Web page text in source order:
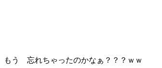
もう 忘れちゃったのかなぁ？？？ｗｗ